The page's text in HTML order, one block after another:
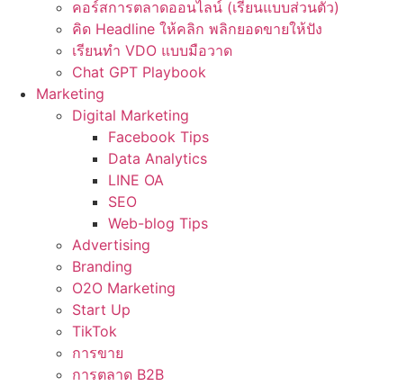
คอร์สการตลาดออนไลน์ (เรียนแบบส่วนตัว)
คิด Headline ให้คลิก พลิกยอดขายให้ปัง
เรียนทำ VDO แบบมือวาด
Chat GPT Playbook
Marketing
Digital Marketing
Facebook Tips
Data Analytics
LINE OA
SEO
Web-blog Tips
Advertising
Branding
O2O Marketing
Start Up
TikTok
การขาย
การตลาด B2B